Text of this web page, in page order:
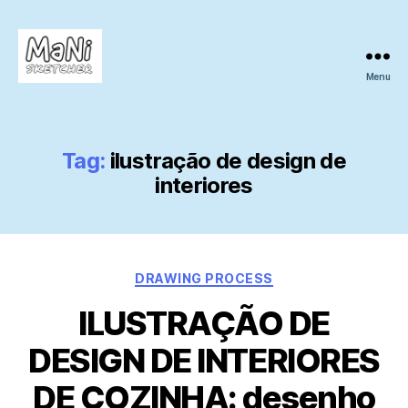
Menu
Tag: ilustração de design de
interiores
Categories
DRAWING PROCESS
ILUSTRAÇÃO DE
DESIGN DE INTERIORES
DE COZINHA: desenho